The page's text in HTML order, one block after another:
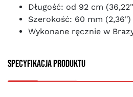
Długość: od 92 cm
Szerokość: 60 mm (2,36")
Wykonane ręcznie w
Specyfikacja produktu